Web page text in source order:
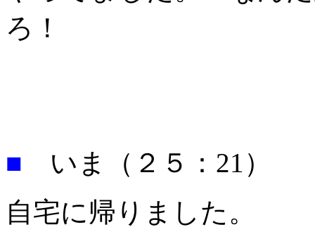
ろ！
■ いま（２５：21）
自宅に帰りました。